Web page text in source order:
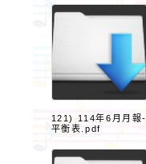
121) 114年6月月報-
平衡表.pdf